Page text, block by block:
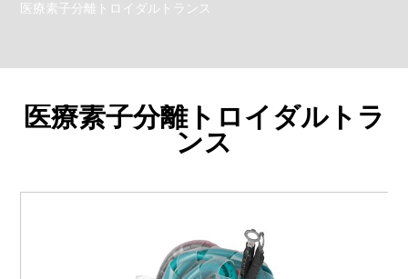
医療素子分離トロイダルトランス
医療素子分離トロイダルトラ
ンス